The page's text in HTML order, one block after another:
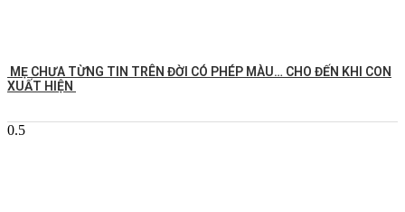
MẸ CHƯA TỪNG TIN TRÊN ĐỜI CÓ PHÉP MÀU… CHO ĐẾN KHI CON
XUẤT HIỆN